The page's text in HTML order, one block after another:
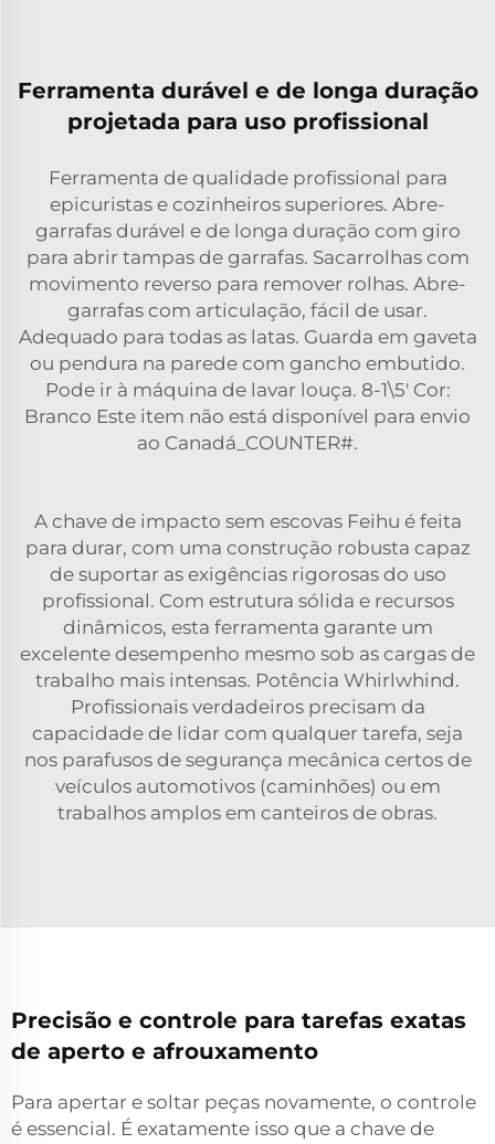
Ferramenta durável e de longa duração
projetada para uso profissional
Ferramenta de qualidade profissional para
epicuristas e cozinheiros superiores. Abre-
garrafas durável e de longa duração com giro
para abrir tampas de garrafas. Sacarrolhas com
movimento reverso para remover rolhas. Abre-
garrafas com articulação, fácil de usar.
Adequado para todas as latas. Guarda em gaveta
ou pendura na parede com gancho embutido.
Pode ir à máquina de lavar louça. 8-1\5' Cor:
Branco Este item não está disponível para envio
ao Canadá_COUNTER#.
A chave de impacto sem escovas Feihu é feita
para durar, com uma construção robusta capaz
de suportar as exigências rigorosas do uso
profissional. Com estrutura sólida e recursos
dinâmicos, esta ferramenta garante um
excelente desempenho mesmo sob as cargas de
trabalho mais intensas. Potência Whirlwhind.
Profissionais verdadeiros precisam da
capacidade de lidar com qualquer tarefa, seja
nos parafusos de segurança mecânica certos de
veículos automotivos (caminhões) ou em
trabalhos amplos em canteiros de obras.
Precisão e controle para tarefas exatas
de aperto e afrouxamento
Para apertar e soltar peças novamente, o controle
é essencial. É exatamente isso que a chave de